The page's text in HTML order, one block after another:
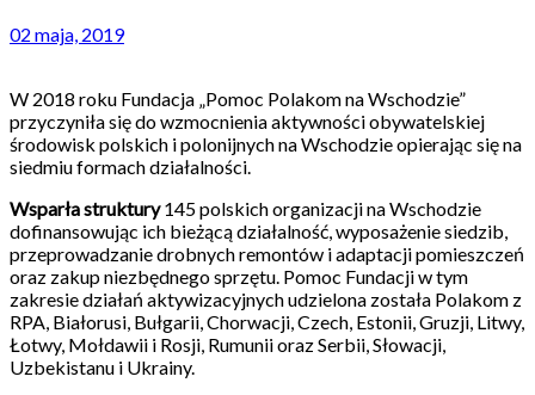
02 maja, 2019
W 2018 roku Fundacja „Pomoc Polakom na Wschodzie”
przyczyniła się do wzmocnienia aktywności obywatelskiej
środowisk polskich i polonijnych na Wschodzie opierając się na
siedmiu formach działalności.
Wsparła struktury145 polskich organizacji na Wschodzie
dofinansowując ich bieżącą działalność, wyposażenie siedzib,
przeprowadzanie drobnych remontów i adaptacji pomieszczeń
oraz zakup niezbędnego sprzętu. Pomoc Fundacji w tym
zakresie działań aktywizacyjnych udzielona została Polakom z
RPA, Białorusi, Bułgarii, Chorwacji, Czech, Estonii, Gruzji, Litwy,
Łotwy, Mołdawii i Rosji, Rumunii oraz Serbii, Słowacji,
Uzbekistanu i Ukrainy.